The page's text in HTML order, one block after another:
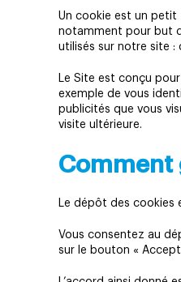
Un cookie est un petit
notamment pour but
utilisés sur notre site
Le Site est conçu
exemple de vous
publicités que vous
visite ultérieure.
Comment
Le dépôt des cookies
Vous consentez au
sur le bouton «